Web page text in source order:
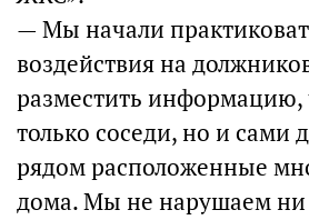
— Мы начали
воздействия на
разместить информацию,
только соседи, но и сами
рядом расположенные
дома. Мы не нарушаем ни